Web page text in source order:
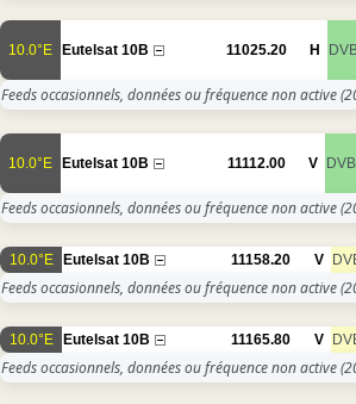
10.0°E Eutelsat 10B 11025.20 H
Feeds occasionnels, données ou fréquence non active
10.0°E Eutelsat 10B 11112.00 V
Feeds occasionnels, données ou fréquence non active
10.0°E Eutelsat 10B 11158.20 V
Feeds occasionnels, données ou fréquence non active
10.0°E Eutelsat 10B 11165.80 V
Feeds occasionnels, données ou fréquence non active